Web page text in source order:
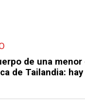
de una
de Tailandia: